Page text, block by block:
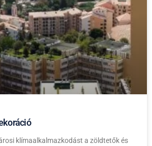
klímaalkalmazkodást a zöldtetők és